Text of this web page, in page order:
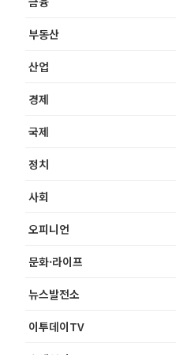
부동산
산업
경제
국제
정치
사회
오피니언
문화·라이프
뉴스발전소
이투데이TV